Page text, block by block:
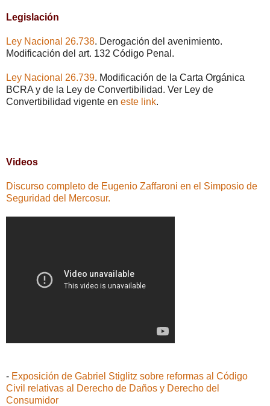
Legislación
Ley Nacional 26.738. Derogación del avenimiento.
Modificación del art. 132 Código Penal.
Ley Nacional 26.739. Modificación de la Carta Orgánica
BCRA y de la Ley de Convertibilidad. Ver Ley de
Convertibilidad vigente en este link.
Videos
Discurso completo de Eugenio Zaffaroni en el Simposio de
Seguridad del Mercosur.
- Exposición de Gabriel Stiglitz sobre reformas al Código
Civil relativas al Derecho de Daños y Derecho del
Consumidor